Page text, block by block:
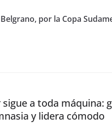
por la Copa
sigue a toda máquina:
y lidera cómodo